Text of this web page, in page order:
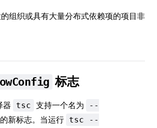
组织或具有大量分布式依赖项的项目非
标志
器 tsc 支持一个名为
--
的新标志。当运行 tsc --